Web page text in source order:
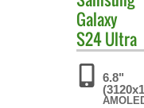
Galaxy
S24 Ultra
6.8"